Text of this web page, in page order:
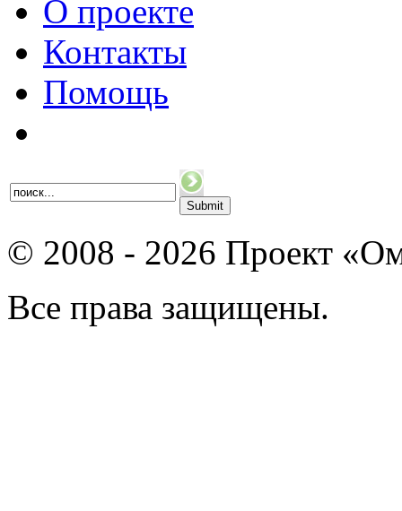
О проекте
Контакты
Помощь
© 2008 - 2026 Проект
Все права защищены.